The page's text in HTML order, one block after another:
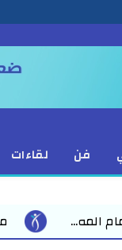
فن لقاءات
يقود استعدادات